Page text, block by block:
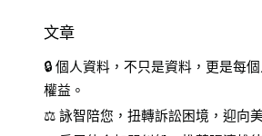
文章
🔒 個人資料，不只是資料，更是每
權益。
⚖️ 詠智陪您，扭轉訴訟困境，迎向